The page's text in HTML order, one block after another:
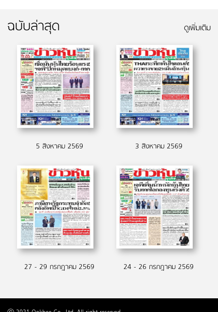
ฉบับล่าสุด ดูเพิ่มเติม
5 สิงหาคม 2569 3 สิงหาคม 2569
27 - 29 กรกฎาคม 2569 24 - 26 กรกฎาคม 2569